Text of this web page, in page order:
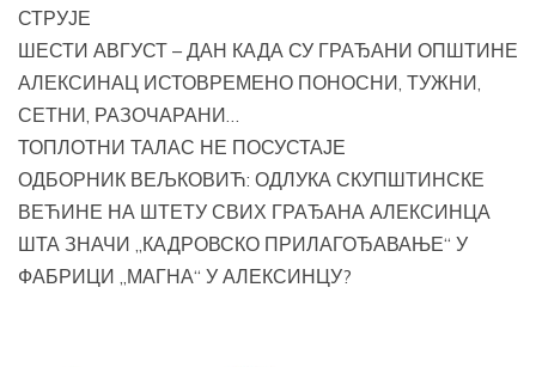
СТРУЈЕ
ШЕСТИ АВГУСТ – ДАН КАДА СУ ГРАЂАНИ ОПШТИНЕ
АЛЕКСИНАЦ ИСТОВРЕМЕНО ПОНОСНИ, ТУЖНИ,
СЕТНИ, РАЗОЧАРАНИ…
ТОПЛОТНИ ТАЛАС НЕ ПОСУСТАЈЕ
ОДБОРНИК ВЕЉКОВИЋ: ОДЛУКА СКУПШТИНСКЕ
ВЕЋИНЕ НА ШТЕТУ СВИХ ГРАЂАНА АЛЕКСИНЦА
ШТА ЗНАЧИ „КАДРОВСКО ПРИЛАГОЂАВАЊЕ“ У
ФАБРИЦИ „МАГНА“ У АЛЕКСИНЦУ?